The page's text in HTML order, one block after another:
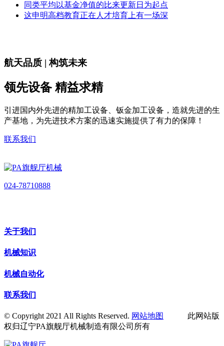
同类平均以基金净值的比来更新日为起点
这申明高档教育正在人才培育上有一场深
航天品质 | 构筑未来
领先设备 精益求精
引进国内外先进的精加工设备、钣金加工设备，造就先进的生
产基地，为先进技术方案的迅速实施提供了有力的保障！
联系我们
024-78710888
关于我们
机械知识
机械自动化
联系我们
© Copyright 2021 All Rights Reserved. 网站地图
此网站版
权归辽宁PA旗舰厅机械制造有限公司所有